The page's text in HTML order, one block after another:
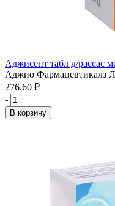
Аджисепт табл д/рассас
Аджио Фармацевтикалз
276.60 ₽
-
В корзину